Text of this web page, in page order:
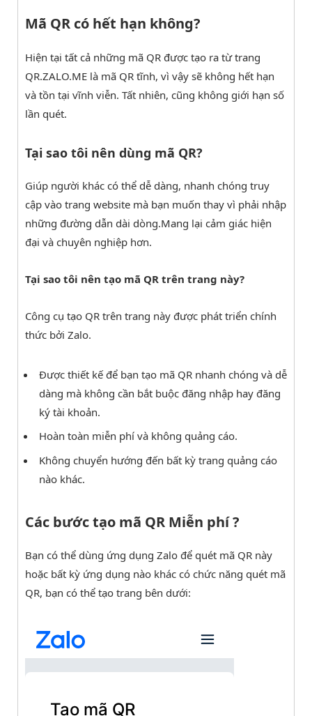
Mã QR có hết hạn không?
Hiện tại tất cả những mã QR được tạo ra từ trang
QR.ZALO.ME là mã QR tĩnh, vì vậy sẽ không hết hạn
và tồn tại vĩnh viễn. Tất nhiên, cũng không giới hạn số
lần quét.
Tại sao tôi nên dùng mã QR?
Giúp người khác có thể dễ dàng, nhanh chóng truy
cập vào trang website mà bạn muốn thay vì phải nhập
những đường dẫn dài dòng.Mang lại cảm giác hiện
đại và chuyên nghiệp hơn.
Tại sao tôi nên tạo mã QR trên trang này?
Công cụ tạo QR trên trang này được phát triển chính
thức bởi Zalo.
Được thiết kế để bạn tạo mã QR nhanh chóng và dễ
dàng mà không cần bắt buộc đăng nhập hay đăng
ký tài khoản.
Hoàn toàn miễn phí và không quảng cáo.
Không chuyển hướng đến bất kỳ trang quảng cáo
nào khác.
Các bước tạo mã QR Miễn phí ?
Bạn có thể dùng ứng dụng Zalo để quét mã QR này
hoặc bất kỳ ứng dụng nào khác có chức năng quét mã
QR, bạn có thể tạo trang bên dưới: